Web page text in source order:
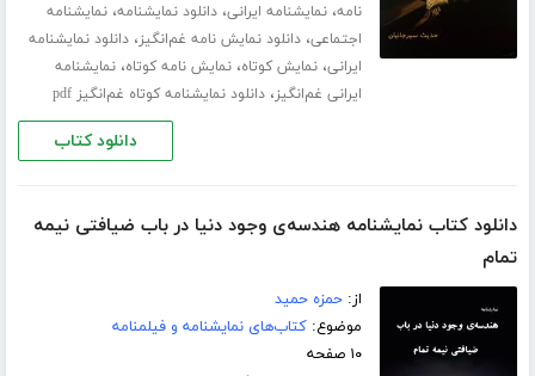
نامه،نمایشنامه ایرانی،دانلود نمایشنامه،نمایشنامه
اجتماعی،دانلود نمایش نامه غم‌انگیز،دانلود نمایشنامه
ایرانی،نمایش کوتاه،نمایش نامه کوتاه،نمایشنامه
ایرانی غم‌انگیز،دانلود نمایشنامه کوتاه غم‌انگیز pdf
دانلود کتاب
دانلود کتاب نمایشنامه هندسه‌ی وجود دنیا در باب ضیافتی نیمه
تمام
از:حمزه حمید
موضوع:کتاب‌های نمایشنامه و فیلمنامه
۱۰ صفحه